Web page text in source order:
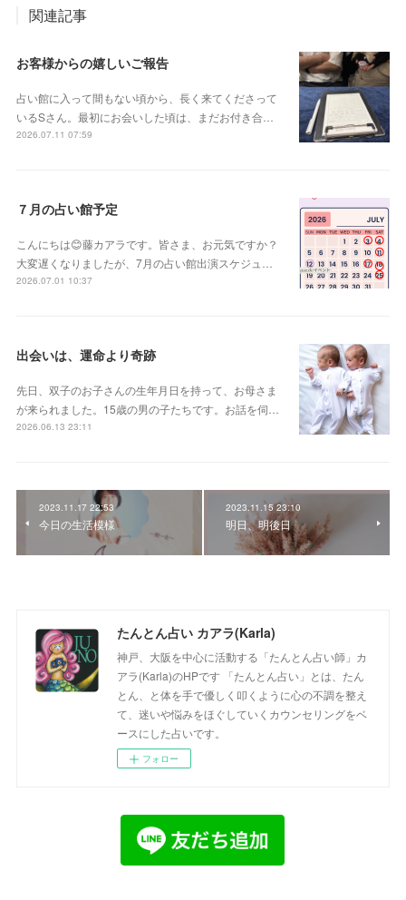
関連記事
お客様からの嬉しいご報告
占い館に入って間もない頃から、長く来てくださって
いるSさん。最初にお会いした頃は、まだお付き合…
2026.07.11 07:59
７月の占い館予定
こんにちは😊藤カアラです。皆さま、お元気ですか？
大変遅くなりましたが、7月の占い館出演スケジュ…
2026.07.01 10:37
出会いは、運命より奇跡
先日、双子のお子さんの生年月日を持って、お母さま
が来られました。15歳の男の子たちです。お話を伺…
2026.06.13 23:11
2023.11.17 22:53
今日の生活模様
2023.11.15 23:10
明日、明後日
たんとん占い カアラ(Karla)
神戸、大阪を中心に活動する「たんとん占い師」カ
アラ(Karla)のHPです 「たんとん占い」とは、たん
とん、と体を手で優しく叩くように心の不調を整え
て、迷いや悩みをほぐしていくカウンセリングをベ
ースにした占いです。
フォロー